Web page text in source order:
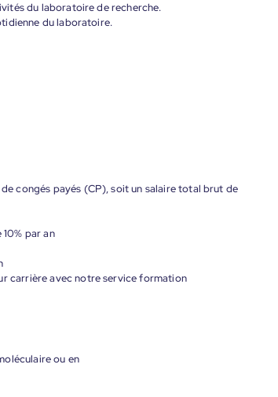
du laboratoire de recherche.
du laboratoire.
congés payés (CP), soit un salaire total brut de
par an
carrière avec notre service formation
ou en